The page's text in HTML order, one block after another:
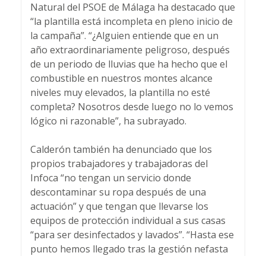
Natural del PSOE de Málaga ha destacado que
“la plantilla está incompleta en pleno inicio de
la campaña”. “¿Alguien entiende que en un
año extraordinariamente peligroso, después
de un periodo de lluvias que ha hecho que el
combustible en nuestros montes alcance
niveles muy elevados, la plantilla no esté
completa? Nosotros desde luego no lo vemos
lógico ni razonable”, ha subrayado.
Calderón también ha denunciado que los
propios trabajadores y trabajadoras del
Infoca “no tengan un servicio donde
descontaminar su ropa después de una
actuación” y que tengan que llevarse los
equipos de protección individual a sus casas
“para ser desinfectados y lavados”. “Hasta ese
punto hemos llegado tras la gestión nefasta